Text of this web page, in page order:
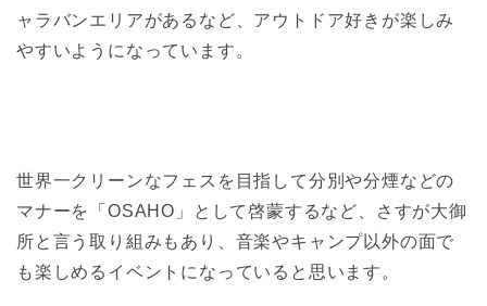
ャラバンエリアがあるなど、アウトドア好きが楽しみ
やすいようになっています。
世界一クリーンなフェスを目指して分別や分煙などの
マナーを「OSAHO」として啓蒙するなど、さすが大御
所と言う取り組みもあり、音楽やキャンプ以外の面で
も楽しめるイベントになっていると思います。